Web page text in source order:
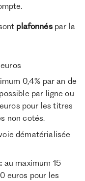
plafonnés par la
0,4% par an de
par ligne ou
pour les titres
non cotés.
dématérialisée
au maximum 15
euros pour les